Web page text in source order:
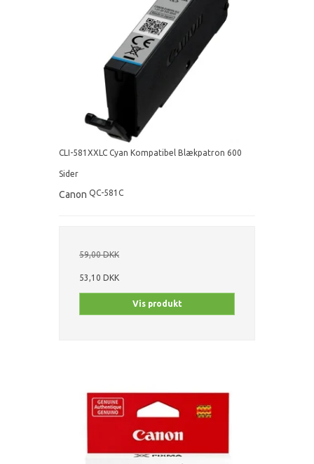
CLI-581XXLC Cyan Kompatibel Blækpatron 600
Sider
Canon QC-581C
59,00 DKK
53,10 DKK
Vis produkt